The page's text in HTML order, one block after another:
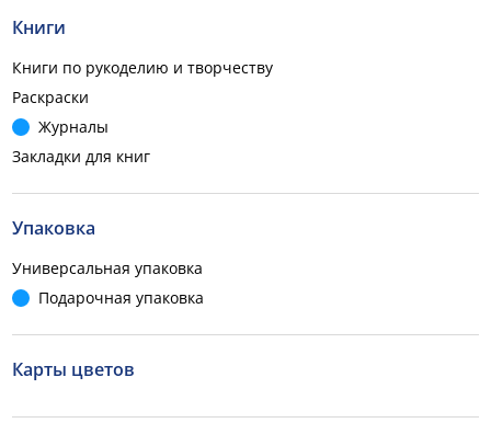
Книги
Книги по рукоделию и творчеству
Раскраски
Журналы
Закладки для книг
Упаковка
Универсальная упаковка
Подарочная упаковка
Карты цветов